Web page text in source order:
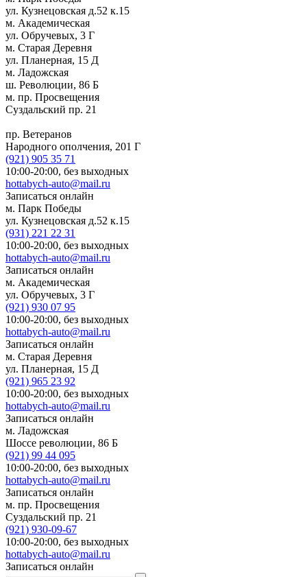
ул. Кузнецовская д.52 к.15
м. Академическая
ул. Обручевых, 3 Г
м. Старая Деревня
ул. Планерная, 15 Д
м. Ладожская
ш. Революции, 86 Б
м. пр. Просвещения
Суздальский пр. 21
пр. Ветеранов
Народного ополчения, 201 Г
(921) 905 35 71
10:00-20:00, без выходных
hottabych-auto@mail.ru
Записаться онлайн
м. Парк Победы
ул. Кузнецовская д.52 к.15
(931) 221 22 31
10:00-20:00, без выходных
hottabych-auto@mail.ru
Записаться онлайн
м. Академическая
ул. Обручевых, 3 Г
(921) 930 07 95
10:00-20:00, без выходных
hottabych-auto@mail.ru
Записаться онлайн
м. Старая Деревня
ул. Планерная, 15 Д
(921) 965 23 92
10:00-20:00, без выходных
hottabych-auto@mail.ru
Записаться онлайн
м. Ладожская
Шоссе революции, 86 Б
(921) 99 44 095
10:00-20:00, без выходных
hottabych-auto@mail.ru
Записаться онлайн
м. пр. Просвещения
Суздальский пр. 21
(921) 930-09-67
10:00-20:00, без выходных
hottabych-auto@mail.ru
Записаться онлайн